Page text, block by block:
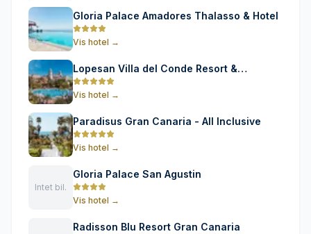
Gloria Palace Amadores Thalasso & Hotel
Vis hotel →
Lopesan Villa del Conde Resort &
Thalasso
Vis hotel →
Paradisus Gran Canaria - All Inclusive
Vis hotel →
Intet bil.
Gloria Palace San Agustin
Vis hotel →
Radisson Blu Resort Gran Canaria